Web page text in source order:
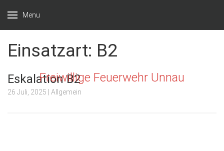
Menu
Freiwillige Feuerwehr Unnau
Einsatzart: B2
Eskalation B2
26 Juli, 2025 | Allgemein